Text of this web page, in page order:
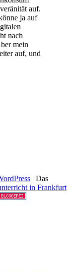
auf.
ja auf
nach
mein
auf, und
| Das
in Frankfurt